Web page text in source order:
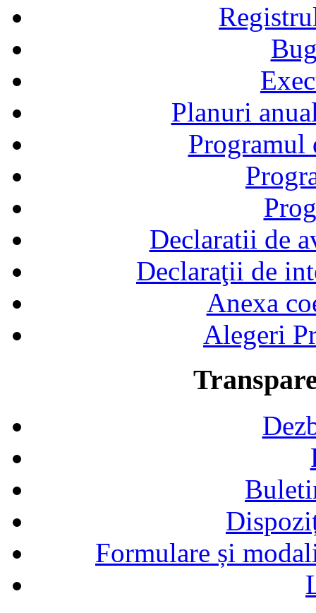
Planuri
Declaratii de
Declaraţii de
Anexa
Alegeri
Formulare și